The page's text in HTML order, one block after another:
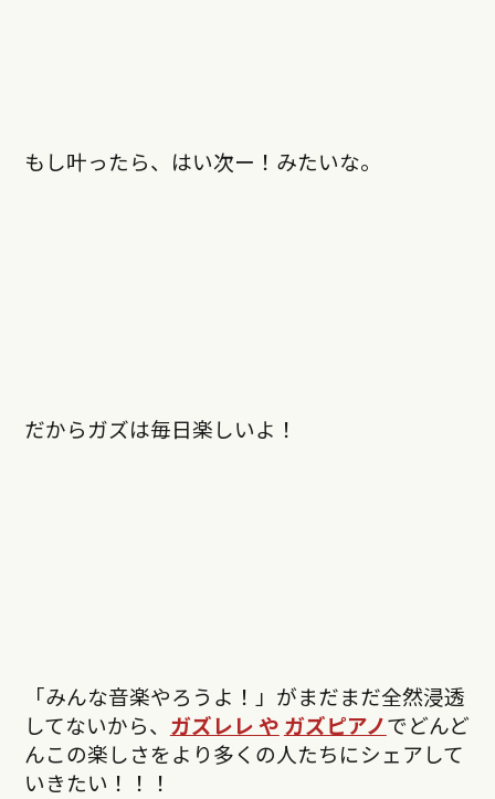
もし叶ったら、はい次ー！みたいな。
だからガズは毎日楽しいよ！
「みんな音楽やろうよ！」がまだまだ全然浸透
してないから、 ガズレレ や ガズピアノでどんど
んこの楽しさをより多くの人たちにシェアして
いきたい！！！